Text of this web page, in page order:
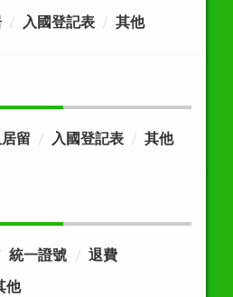
入國登記表 其他
留 入國登記表 其他
統一證號 退費
他